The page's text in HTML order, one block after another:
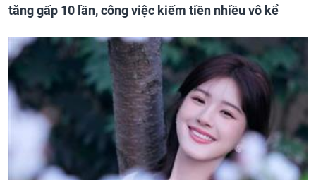
tăng gấp 10 lần, công việc kiếm tiền nhiều vô kể